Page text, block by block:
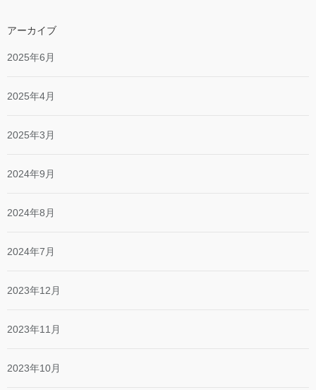
アーカイブ
2025年6月
2025年4月
2025年3月
2024年9月
2024年8月
2024年7月
2023年12月
2023年11月
2023年10月